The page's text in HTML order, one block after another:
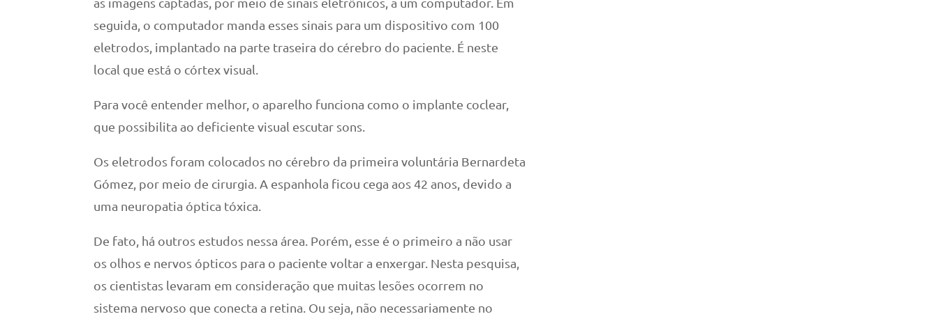
seguida, o computador manda esses sinais para um dispositivo com 100
eletrodos, implantado na parte traseira do cérebro do paciente. É neste
local que está o córtex visual.
Para você entender melhor, o aparelho funciona como o implante coclear,
que possibilita ao deficiente visual escutar sons.
Os eletrodos foram colocados no cérebro da primeira voluntária Bernardeta
Gómez, por meio de cirurgia. A espanhola ficou cega aos 42 anos, devido a
uma neuropatia óptica tóxica.
De fato, há outros estudos nessa área. Porém, esse é o primeiro a não usar
os olhos e nervos ópticos para o paciente voltar a enxergar. Nesta pesquisa,
os cientistas levaram em consideração que muitas lesões ocorrem no
sistema nervoso que conecta a retina. Ou seja, não necessariamente no